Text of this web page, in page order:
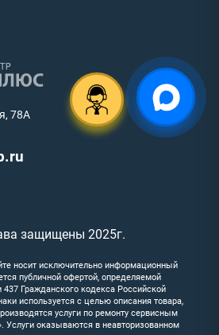
78А
защищены 2025г.
носит исключительно информационный
публичной офертой, определяемой
437 Гражданского кодекса Российской
используется с целью описания товара,
услуги по ремонту сервисным
Услуги оказываются в неавторизованном